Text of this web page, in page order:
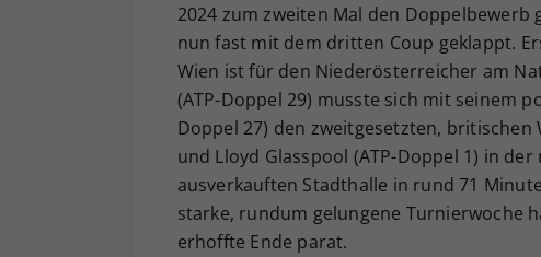
2024 zum zweiten Mal den
nun fast mit dem dritten Coup geklappt.
Wien ist für den Niederösterreicher am
(ATP-Doppel 29) musste sich mit seinem
Doppel 27) den zweitgesetzten, britischen
und Lloyd Glasspool (ATP-Doppel 1) in
ausverkauften Stadthalle in rund 71
starke, rundum gelungene Turnierwoche
erhoffte Ende parat.